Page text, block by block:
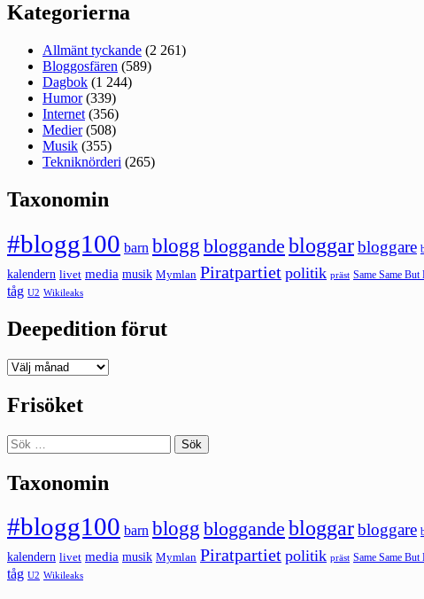
Kategorierna
Allmänt tyckande (2 261)
Bloggosfären (589)
Dagbok (1 244)
Humor(339)
Internet (356)
Medier(508)
Musik (355)
Tekniknörderi (265)
Taxonomin
#blogg100 barn blogg bloggande bloggarbloggare
kalendern livet media musik Mymlan Piratpartiet politik präst Same Same
tåg U2 Wikileaks
Deepedition förut
Deepedition
Frisöket
Sök
efter:
Taxonomin
#blogg100 barn blogg bloggande bloggarbloggare
kalendern livet media musik Mymlan Piratpartiet politik präst Same Same
tåg U2 Wikileaks